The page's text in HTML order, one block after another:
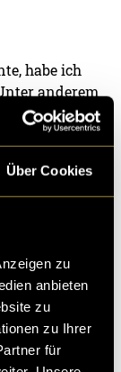
Über Cookies
zu
anbieten
zu
zu Ihrer
für
habe ich
anderem
Objektiv,
ND-
Verfügung.